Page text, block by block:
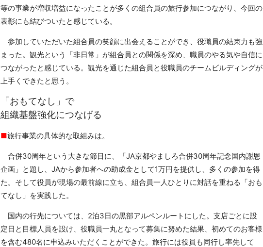
等の事業が増収増益になったことが多くの組合員の旅行参加につながり、今回の
表彰にも結びついたと感じている。
参加していただいた組合員の笑顔に出会えることができ、役職員の結束力も強
まった。観光という「非日常」が組合員との関係を深め、職員のやる気や自信に
つながったと感じている。観光を通じた組合員と役職員のチームビルディングが
上手くできたと思う。
「おもてなし」で
組織基盤強化につなげる
■旅行事業の具体的な取組みは。
合併30周年という大きな節目に、「JA京都やましろ合併30周年記念国内謝恩
企画」と題し、JAから参加者への助成金として1万円を提供し、多くの参加を得
た。そして役員が現場の最前線に立ち、組合員一人ひとりに対話を重ねる「おも
てなし」を実践した。
国内の行先については、2泊3日の黒部アルペンルートにした。支店ごとに設
定日と目標人員を設け、役職員一丸となって募集に努めた結果、初めてのお客様
を含む480名に申込みいただくことができた。旅行には役員も同行し率先して